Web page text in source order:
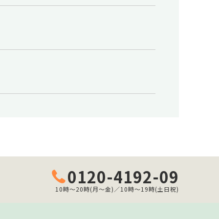
0120-4192-09
10時～20時(月～金)／10時～19時(土日祝)